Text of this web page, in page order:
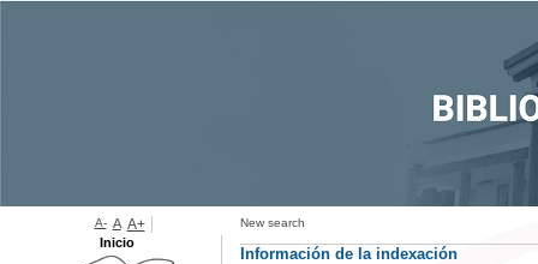
New search
Información de la indexación
A- A A+
Inicio